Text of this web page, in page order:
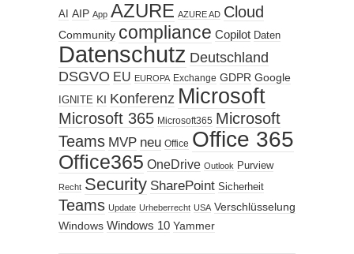
AI AIP App AZURE AZURE AD Cloud
Community compliance Copilot Daten
Datenschutz Deutschland
DSGVO EU EUROPA Exchange GDPR Google
IGNITE KI Konferenz Microsoft
Microsoft 365 Microsoft365 Microsoft
Teams MVP neu Office Office 365
Office365 OneDrive Outlook Purview
Recht Security SharePoint Sicherheit
Teams Update Urheberrecht USA Verschlüsselung
Windows Windows 10 Yammer